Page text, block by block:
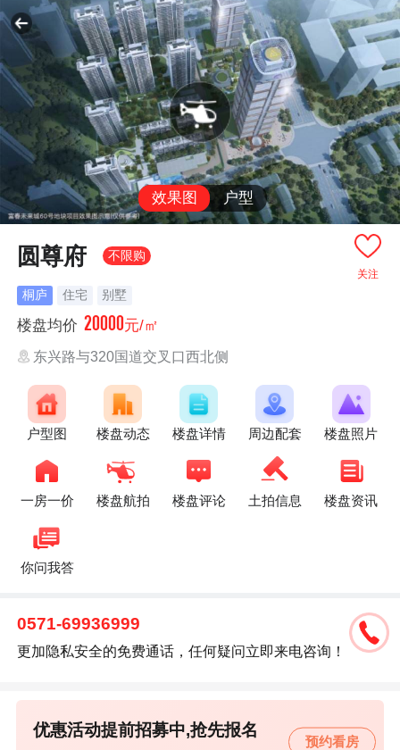
效果图 户型
关注
圆尊府 不限购
桐庐 住宅 别墅
楼盘均价 20000元/㎡
东兴路与320国道交叉口西北侧
户型图 楼盘动态 楼盘详情 周边配套 楼盘照片
一房一价 楼盘航拍 楼盘评论 土拍信息 楼盘资讯
你问我答
0571-69936999
更加隐私安全的免费通话，任何疑问立即来电咨询！
优惠活动提前招募中,抢先报名
预约看房